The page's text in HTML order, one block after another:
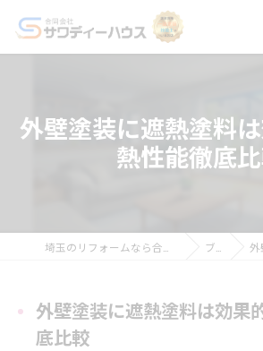
外壁塗装に遮熱塗料
熱性能徹底
ブログ 外壁
外壁塗装に遮熱塗料は効果
底比較